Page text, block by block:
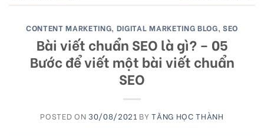
CONTENT MARKETING, DIGITAL MARKETING BLOG, SEO
Bài viết chuẩn SEO là gì? – 05
Bước để viết một bài viết chuẩn
SEO
POSTED ON 30/08/2021 BYTĂNG HỌC THÀNH